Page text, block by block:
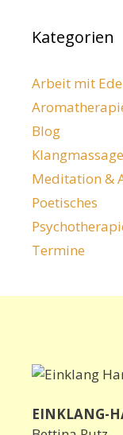
Kategorien
Arbeit mit
Blog
Klangmassage
Meditation &
Poetisches
Termine
EINKLANG-